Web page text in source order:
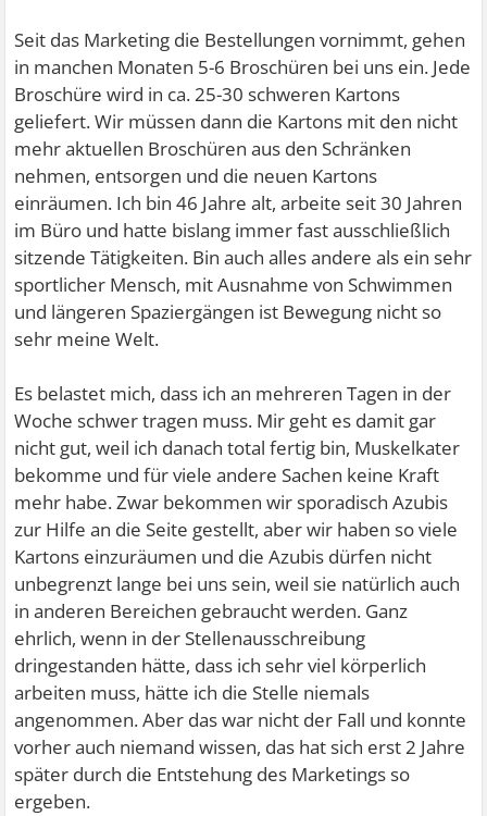
Seit das Marketing die Bestellungen vornimmt, gehen
in manchen Monaten 5-6 Broschüren bei uns ein. Jede
Broschüre wird in ca. 25-30 schweren Kartons
geliefert. Wir müssen dann die Kartons mit den nicht
mehr aktuellen Broschüren aus den Schränken
nehmen, entsorgen und die neuen Kartons
einräumen. Ich bin 46 Jahre alt, arbeite seit 30 Jahren
im Büro und hatte bislang immer fast ausschließlich
sitzende Tätigkeiten. Bin auch alles andere als ein sehr
sportlicher Mensch, mit Ausnahme von Schwimmen
und längeren Spaziergängen ist Bewegung nicht so
sehr meine Welt.
Es belastet mich, dass ich an mehreren Tagen in der
Woche schwer tragen muss. Mir geht es damit gar
nicht gut, weil ich danach total fertig bin, Muskelkater
bekomme und für viele andere Sachen keine Kraft
mehr habe. Zwar bekommen wir sporadisch Azubis
zur Hilfe an die Seite gestellt, aber wir haben so viele
Kartons einzuräumen und die Azubis dürfen nicht
unbegrenzt lange bei uns sein, weil sie natürlich auch
in anderen Bereichen gebraucht werden. Ganz
ehrlich, wenn in der Stellenausschreibung
dringestanden hätte, dass ich sehr viel körperlich
arbeiten muss, hätte ich die Stelle niemals
angenommen. Aber das war nicht der Fall und konnte
vorher auch niemand wissen, das hat sich erst 2 Jahre
später durch die Entstehung des Marketings so
ergeben.